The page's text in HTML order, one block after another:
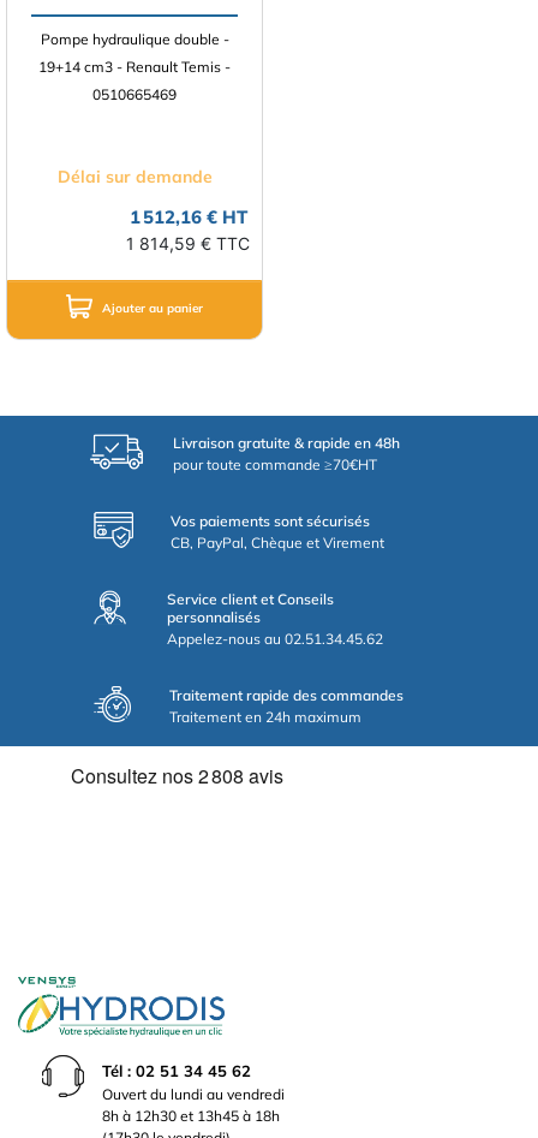
Pompe hydraulique double -
19+14 cm3 - Renault Temis -
0510665469
Délai sur demande
1 512,16 € HT
1 814,59 € TTC
Ajouter au panier
Livraison gratuite & rapide en 48h
pour toute commande ≥70€HT
Vos paiements sont sécurisés
CB, PayPal, Chèque et Virement
Service client et Conseils
personnalisés
Appelez-nous au 02.51.34.45.62
Traitement rapide des commandes
Traitement en 24h maximum
Tél : 02 51 34 45 62
Ouvert du lundi au vendredi
8h à 12h30 et 13h45 à 18h